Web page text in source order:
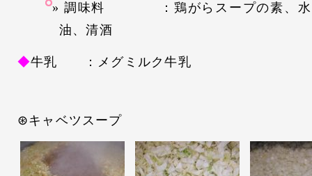
調味料 ：鶏がらスープの素、水
油、清酒
◆牛乳 ：メグミルク牛乳
⊛キャベツスープ